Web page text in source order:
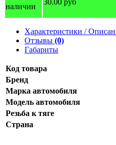
наличии
Характеристики /
Отзывы (0)
Габариты
Код товара
Бренд
Марка автомобиля
Модель автомобиля
Резьба к тяге
Страна